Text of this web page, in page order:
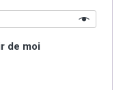
de moi